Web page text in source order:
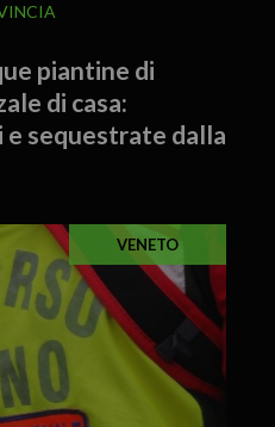
piantine di
di casa:
sequestrate dalla
VENETO